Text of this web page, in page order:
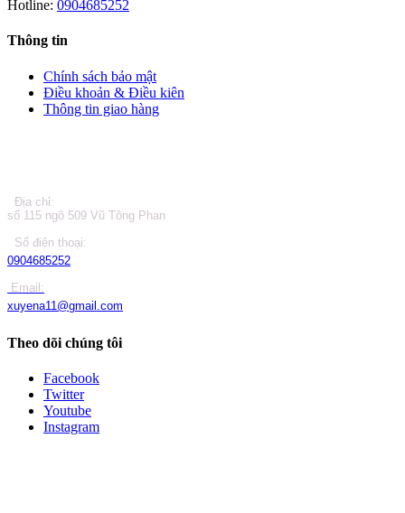
Hotline: 0904685252
Thông tin
Chính sách bảo mật
Điều khoản & Điều kiên
Thông tin giao hàng
Địa chỉ:
số 115 ngõ 509 Vũ Tông Phan
Số điện thoại:
0904685252
Email:
xuyena11@gmail.com
Theo dõi chúng tôi
Facebook
Twitter
Youtube
Instagram